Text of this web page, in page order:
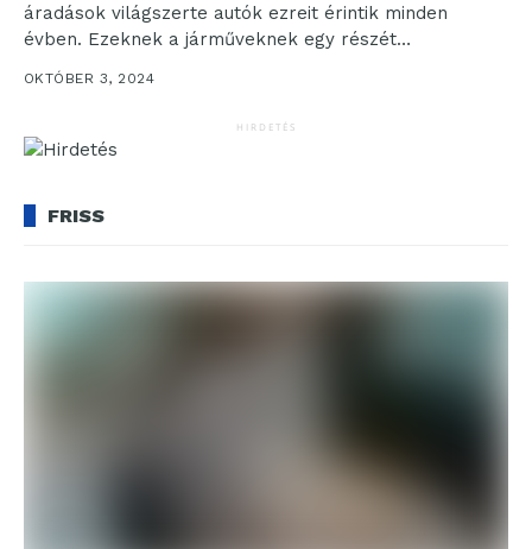
áradások világszerte autók ezreit érintik minden
évben. Ezeknek a járműveknek egy részét
helyrehozzák, majd más országokban...
OKTÓBER 3, 2024
HIRDETÉS
FRISS